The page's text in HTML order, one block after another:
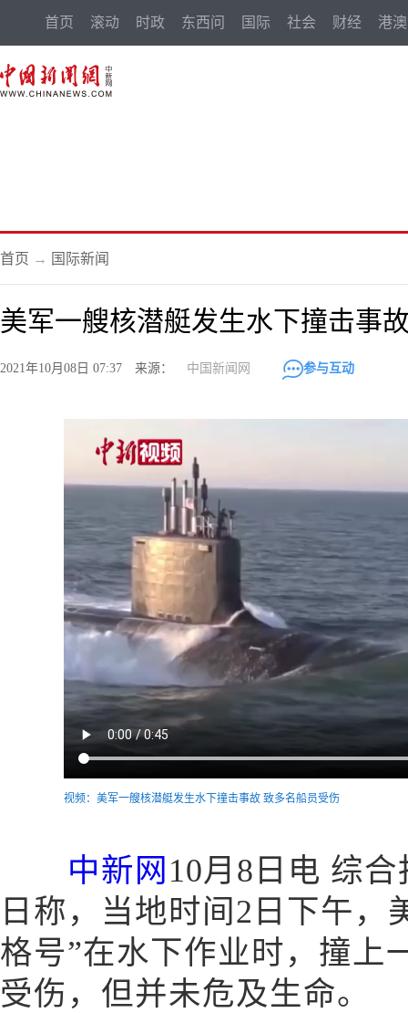
首页 滚动 时政 东西问 国际 社会 财经 港澳
首页 → 国际新闻
美军一艘核潜艇发生水下撞击事
2021年10月08日 07:37 来源： 中国新闻网 参与互动
视频：美军一艘核潜艇发生水下撞击事故 致多名船员受伤
中新网 10月8日电 综
日称，当地时间2日下午，
格号”在水下作业时，撞上
受伤，但并未危及生命。